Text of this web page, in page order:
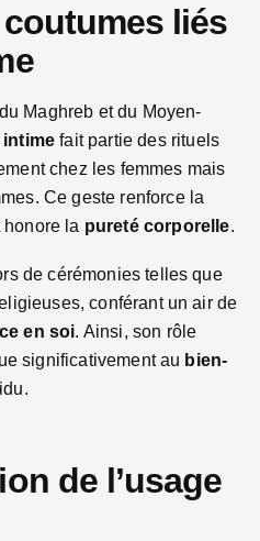
liés
Maghreb et du Moyen-
fait partie des rituels
chez les femmes mais
Ce geste renforce la
honore la pureté corporelle.
de cérémonies telles que
conférant un air de
en soi. Ainsi, son rôle
significativement au bien-
de l’usage